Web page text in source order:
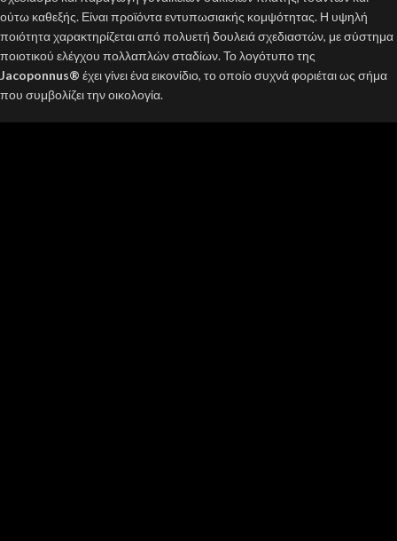
ούτω καθεξής. Είναι προϊόντα εντυπωσιακής κομψότητας. Η υψηλή
ποιότητα χαρακτηρίζεται από πολυετή δουλειά σχεδιαστών, με σύστημα
ποιοτικού ελέγχου πολλαπλών σταδίων. Το λογότυπο της
Jacoponnus® έχει γίνει ένα εικονίδιο, το οποίο συχνά φοριέται ως σήμα
που συμβολίζει την οικολογία.